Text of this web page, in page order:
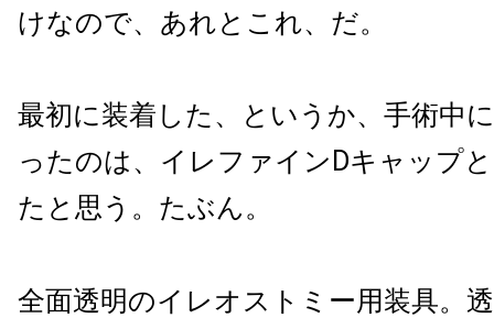
けなので、あれとこれ、だ。
最初に装着した、というか、手術中
ったのは、イレファインDキャップ
たと思う。たぶん。
全面透明のイレオストミー用装具。